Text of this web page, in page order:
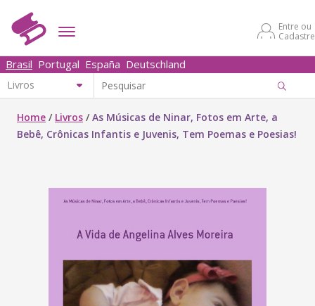
Entre ou
Brasil Portugal España Deutschland
Home / Livros /As Músicas de Ninar, Fotos em Arte, a
Bebê, Crônicas Infantis e Juvenis, Tem Poemas e Poesias!